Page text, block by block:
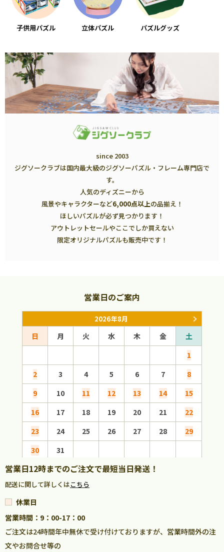
子供用パズル 立体パズル パズルグッズ
since 2003
ジグソークラブは国内最大級のジグソーパズル・フレーム専門店で
す。
人気のディズニーから
風景やキャラクターなど6,000点以上の品揃え！
ほしいパズルが必ず見つかります！
アウトレットセールやここでしか買えない
限定オリジナルパズルも販売中です！
営業日のご案内
2026年8月
日 月 火 水 木 金
土
1
2
3 4 5 6 7
8
9
10 11 12 13 14
15
16
17 18 19 20 21
22
23
24 25 26 27 28
29
30
31
営業日12時までのご注文で最短当日発送！
配送に関して詳しくはこちら
休業日
営業時間：9：00-17：00
ご注文は24時間年中無休で受け付けておりますが、営業時間外の注
文やお問合せ等の